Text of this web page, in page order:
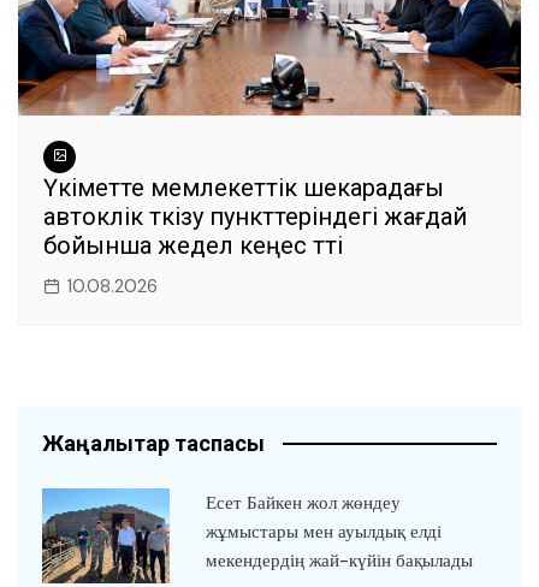
Үкіметте мемлекеттік шекарадағы
автокөлік өткізу пункттеріндегі жағдай
бойынша жедел кеңес өтті
10.08.2026
Жаңалықтар таспасы
Есет Байкен жол жөндеу
жұмыстары мен ауылдық елді
мекендердің жай-күйін бақылады